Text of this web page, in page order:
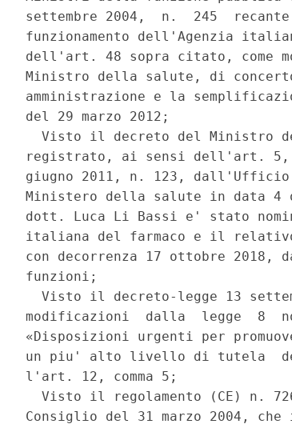
settembre 2004,  n.  245
funzionamento dell'Agenzia
dell'art. 48 sopra citato, come
Ministro della salute, di
amministrazione e la
del 29 marzo 2012;
Visto il decreto del Ministro
registrato, ai sensi dell'art. 5,
giugno 2011, n. 123,
Ministero della salute in data
dott. Luca Li Bassi e' stato
italiana del farmaco e il
con decorrenza 17 ottobre
funzioni;
Visto il decreto-legge 13
modificazioni  dalla  legge  8
«Disposizioni urgenti per
un piu' alto livello di tutela
l'art. 12, comma 5;
Visto il regolamento (CE) n.
Consiglio del 31 marzo 2004,